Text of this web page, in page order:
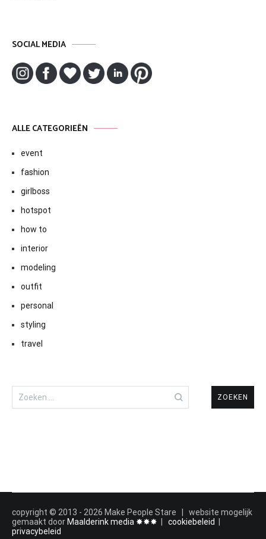
SOCIAL MEDIA
ALLE CATEGORIEËN
event
fashion
girlboss
hotspot
how to
interior
modeling
outfit
personal
styling
travel
Zoeken
naar:
copyright © 2013 - 2026 Make People Stare | website mogelijk
gemaakt door Maalderink media ✸✸✸ cookiebeleid
privacybeleid